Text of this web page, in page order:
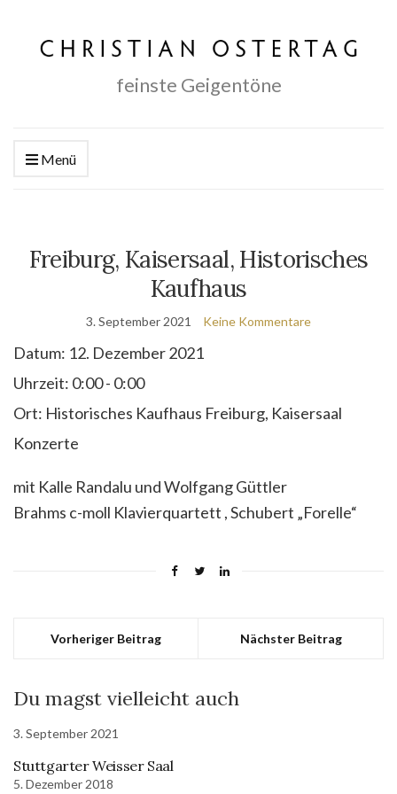
feinste Geigentöne
Menü
Freiburg, Kaisersaal, Historisches
Kaufhaus
3. September 2021 Keine Kommentare
Datum: 12. Dezember 2021
Uhrzeit: 0:00 - 0:00
Ort: Historisches Kaufhaus Freiburg, Kaisersaal
Konzerte
mit Kalle Randalu und Wolfgang Güttler
Brahms c-moll Klavierquartett , Schubert „Forelle“
Vorheriger Beitrag Nächster Beitrag
Du magst vielleicht auch
3. September 2021
Stuttgarter Weisser Saal
5. Dezember 2018